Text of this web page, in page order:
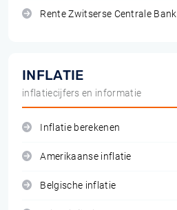
Rente Zwitserse Centrale Bank
INFLATIE
inflatiecijfers en informatie
Inflatie berekenen
Amerikaanse inflatie
Belgische inflatie